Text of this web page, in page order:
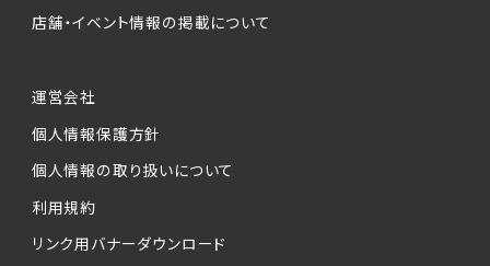
店舗・イベント情報の掲載について
運営会社
個人情報保護方針
個人情報の取り扱いについて
利用規約
リンク用バナーダウンロード